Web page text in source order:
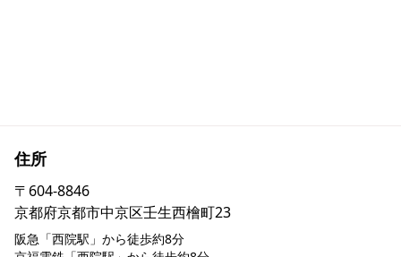
Contact us in English
住所
〒 604-8846
京都府京都市中京区壬生西檜町23
阪急「西院駅」から徒歩約8分